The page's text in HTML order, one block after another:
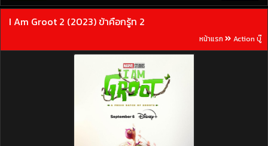
I Am Groot 2 (2023) ข้าคือกรู้ท 2
หน้าแรก Action บู๊